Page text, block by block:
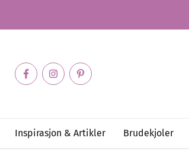
Inspirasjon & Artikler Brudekjoler